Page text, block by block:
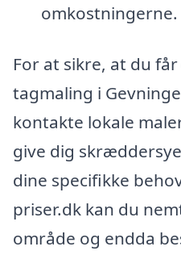
omkostningerne.
For at sikre, at du
tagmaling i
kontakte lokale
give dig
dine specifikke
priser.dk kan du
område og endda